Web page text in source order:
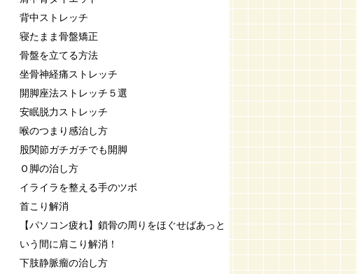
背中ストレッチ
寝たまま骨盤矯正
骨盤を立てる方法
坐骨神経痛ストレッチ
開脚座法ストレッチ５選
安眠脱力ストレッチ
喉のつまり感治し方
股関節ガチガチでも開脚
Ｏ脚の治し方
イライラを整える手のツボ
首こり解消
【パソコン疲れ】鎖骨の周りをほぐせばあっと
いう間に肩こり解消！
下肢静脈瘤の治し方